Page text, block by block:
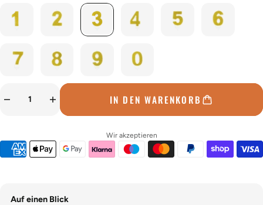
IN DEN WARENKORB
Wir akzeptieren
Auf einen Blick